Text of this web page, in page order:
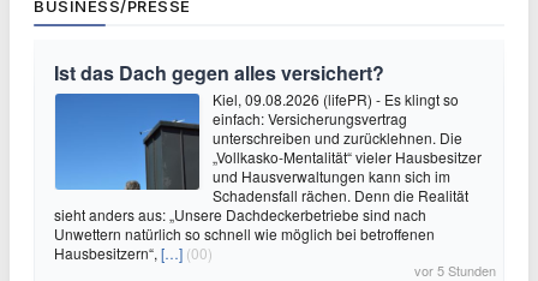
BUSINESS/PRESSE
Ist das Dach gegen alles versichert?
Kiel, 09.08.2026 (lifePR) - Es klingt so
einfach: Versicherungsvertrag
unterschreiben und zurücklehnen. Die
„Vollkasko-Mentalität“ vieler Hausbesitzer
und Hausverwaltungen kann sich im
Schadensfall rächen. Denn die Realität
sieht anders aus: „Unsere Dachdeckerbetriebe sind nach
Unwettern natürlich so schnell wie möglich bei betroffenen
Hausbesitzern“, […] (00)
vor 5 Stunden